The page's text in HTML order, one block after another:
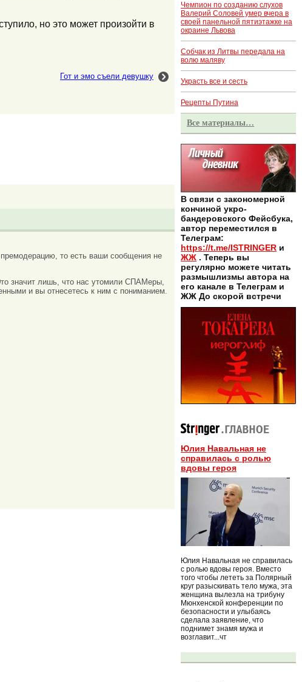
но это может произойти в
Гот и эмо съели девушку
то есть ваши сообщения не
значит лишь, что нас утомили СПАМеры,
и вы отнесетесь к ним с пониманием.
Чемпион по созданию слухов
Валерий Соловей умер вчера в
своей панельной пятиэтажке на
окраине Львова
Собчак из Литвы передала на
волю маляву
Украсть все и сесть
Рецепты Путина
Все материалы…
В связи с закономерной
кончиной укро-
бандеровского Фейсбука,
автор переместился в
Телеграм:
https://t.me/ISTRINGER и
ЖЖ . Теперь вы
регулярно можете читать
размышлизмы автора на
его канале в Телеграм и
ЖЖ До скорой встречи
Юлия Навальная не
справилась с ролью
вдовы героя
Юлия Навальная не справилась
с ролью вдовы героя. Вместо
того чтобы лететь за Полярный
круг разыскивать тело мужа, эта
женщина вылезла на трибуну
Мюнхенской конференции по
безопасности и улыбаясь
сделала заявление, что
поднимет знамя мужа и
возглавит...чт